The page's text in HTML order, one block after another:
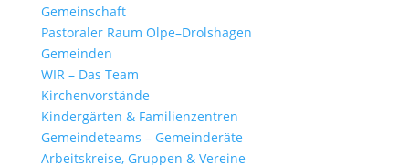
Gemein­schaft
Pasto­raler Raum Olpe–Drolshagen
Gemeinden
WIR – Das Team
Kirchen­vor­stände
Kinder­gärten & Familienzentren
Gemein­de­teams – Gemeinderäte
Arbeits­kreise, Gruppen & Vereine